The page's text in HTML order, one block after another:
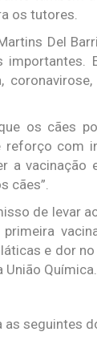
os tutores.
Del
os cães
reforço com
a
cães”.
de levar
e dor
Química.
seguintes